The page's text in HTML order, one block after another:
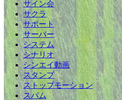
サイン会
サクラ
サポート
サーバー
システム
シナリオ
シンエイ動画
スタンプ
ストップモーション
スパム